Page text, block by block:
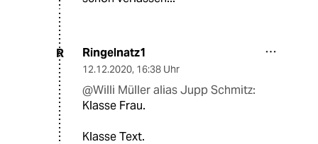
R Ringelnatz1
12.12.2020, 16:38 Uhr
@Willi Müller alias Jupp Schmitz:
Klasse Frau.
Klasse Text.